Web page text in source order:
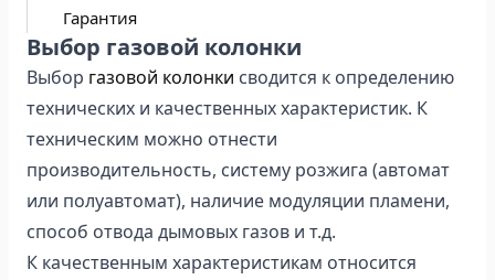
Гарантия
Выбор газовой колонки
Выбор газовой колонки сводится к определению
технических и качественных характеристик. К
техническим можно отнести
производительность, систему розжига (автомат
или полуавтомат), наличие модуляции пламени,
способ отвода дымовых газов и т.д.
К качественным характеристикам относится